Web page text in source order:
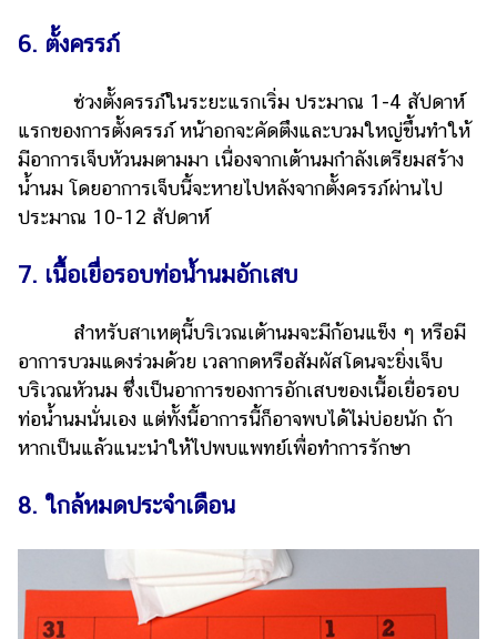
6. ตั้งครรภ์
ช่วงตั้งครรภ์ในระยะแรกเริ่ม ประมาณ 1-4 สัปดาห์
แรกของการตั้งครรภ์ หน้าอกจะคัดตึงและบวมใหญ่ขึ้นทำให้
มีอาการเจ็บหัวนมตามมา เนื่องจากเต้านมกำลังเตรียมสร้าง
น้ำนม โดยอาการเจ็บนี้จะหายไปหลังจากตั้งครรภ์ผ่านไป
ประมาณ 10-12 สัปดาห์
7. เนื้อเยื่อรอบท่อน้ำนมอักเสบ
สำหรับสาเหตุนี้บริเวณเต้านมจะมีก้อนแข็ง ๆ หรือมี
อาการบวมแดงร่วมด้วย เวลากดหรือสัมผัสโดนจะยิ่งเจ็บ
บริเวณหัวนม ซึ่งเป็นอาการของการอักเสบของเนื้อเยื่อรอบ
ท่อน้ำนมนั่นเอง แต่ทั้งนี้อาการนี้ก็อาจพบได้ไม่บ่อยนัก ถ้า
หากเป็นแล้วแนะนำให้ไปพบแพทย์เพื่อทำการรักษา
8. ใกล้หมดประจำเดือน